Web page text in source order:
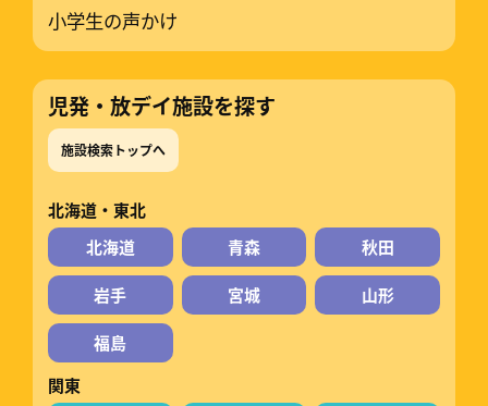
小学生の声かけ
児発・放デイ施設を探す
施設検索トップへ
北海道・東北
北海道
青森 秋田
岩手 宮城 山形
福島
関東